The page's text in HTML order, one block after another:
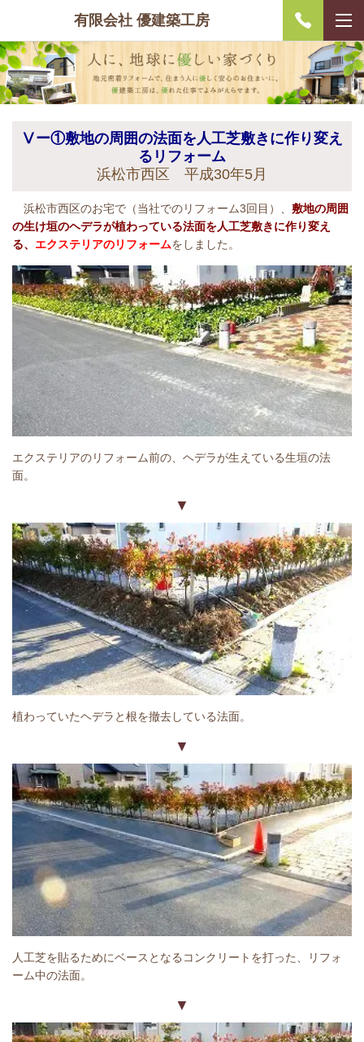
有限会社 優建築工房
Ⅴー①敷地の周囲の法面を人工芝敷きに作り変え
るリフォーム
浜松市西区 平成30年5月
浜松市西区のお宅で（当社でのリフォーム3回目）、 敷地の周囲
の生け垣のヘデラが植わっている法面を人工芝敷きに作り変え
る、 エクステリアのリフォームをしました。
エクステリアのリフォーム前の、ヘデラが生えている生垣の法
面。
▼
植わっていたヘデラと根を撤去している法面。
▼
人工芝を貼るためにベースとなるコンクリートを打った、リフォ
ーム中の法面。
▼